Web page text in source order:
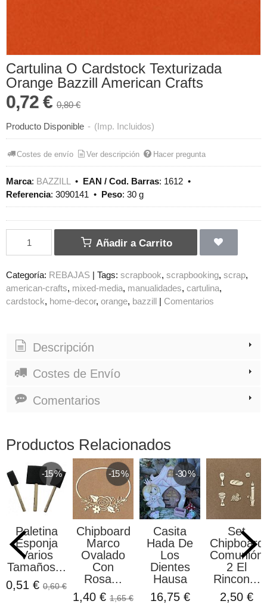
Cartulina O Cardstock Texturizada
Orange Bazzill American Crafts
0,72 € 0,80 €
Producto Disponible - (Imp. Incluidos)
Costes de envío Ver descripción Hacer pregunta
Marca: BAZZILL• EAN / Cod. Barras: 1612 •
Referencia: 3090141 • Peso: 30 g
Añadir a Carrito
Categoría: REBAJAS Tags: scrapbook scrapbooking scrap
american-crafts mixed-media manualidades cartulina
cardstock
home-decor orange bazzill Comentarios
Descripción
Costes de Envío
Comentarios
Productos Relacionados
-15 %
Paletina
Esponja
Varios
Tamaños...
0,51 € 0,60 €
-15 %
Chipboard
Marco
Ovalado
Con
Rosa...
1,40 € 1,65 €
-30 %
Casita
Hada De
Los
Dientes
Hausa
16,75 €
Set
Chipboard
Comunión
2 El
Rincon...
2,50 €